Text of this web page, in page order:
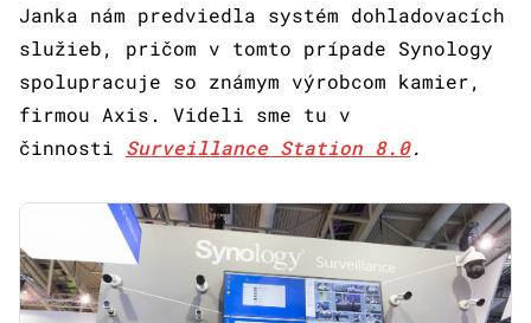
Janka nám predviedla systém dohladovacích
služieb, pričom v tomto prípade Synology
spolupracuje so známym výrobcom kamier,
firmou Axis. Videli sme tu v
činnosti Surveillance Station 8.0.